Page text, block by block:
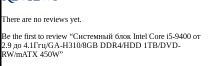
There are no reviews yet.
Be the first to review “Системный блок Intel Core i5-9400 от
2.9 до 4.1Ггц/GA-H310/8GB DDR4/HDD 1TB/DVD-
RW/mATX 450W”